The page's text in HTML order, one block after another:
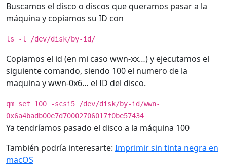
Buscamos el disco o discos que queramos pasar a la
máquina y copiamos su ID con
ls -l /dev/disk/by-id/
Copiamos el id (en mi caso wwn-xx…) y ejecutamos el
siguiente comando, siendo 100 el numero de la
maquina y wwn-0x6… el ID del disco.
qm set 100 -scsi5 /dev/disk/by-id/wwn-
0x6a4badb00e7d70002706017f0be57434
Ya tendríamos pasado el disco a la máquina 100
También podría interesarte: Imprimir sin tinta negra en
macOS